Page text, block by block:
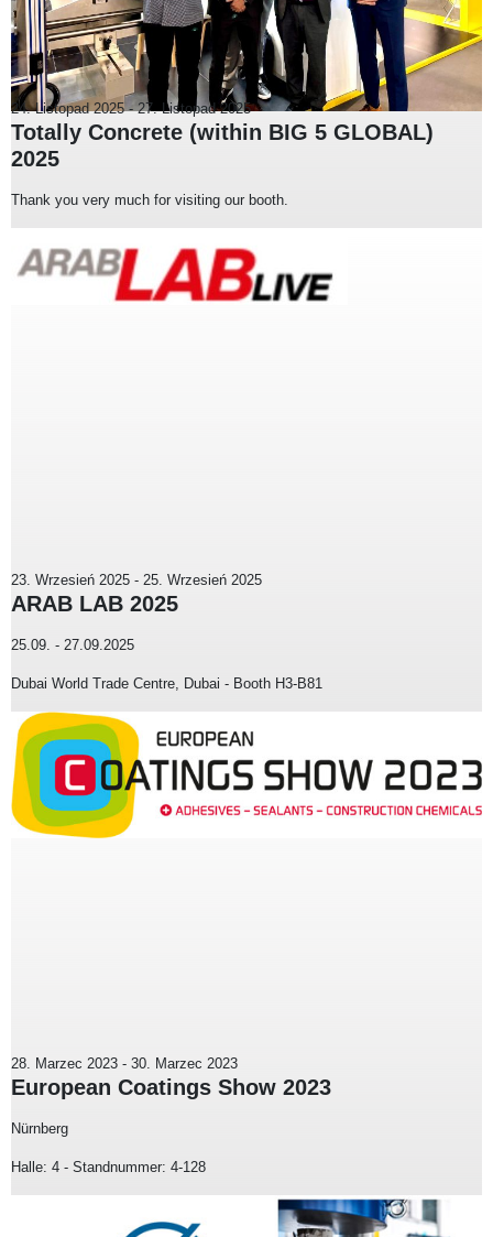
24. Listopad 2025-27. Listopad 2025
Totally Concrete (within BIG 5 GLOBAL)
2025
Thank you very much for visiting our booth.
23. Wrzesień 2025 - 25. Wrzesień 2025
ARAB LAB 2025
25.09. - 27.09.2025
Dubai World Trade Centre, Dubai - Booth H3-B81
28. Marzec 2023 - 30. Marzec 2023
European Coatings Show 2023
Nürnberg
Halle: 4 - Standnummer: 4-128